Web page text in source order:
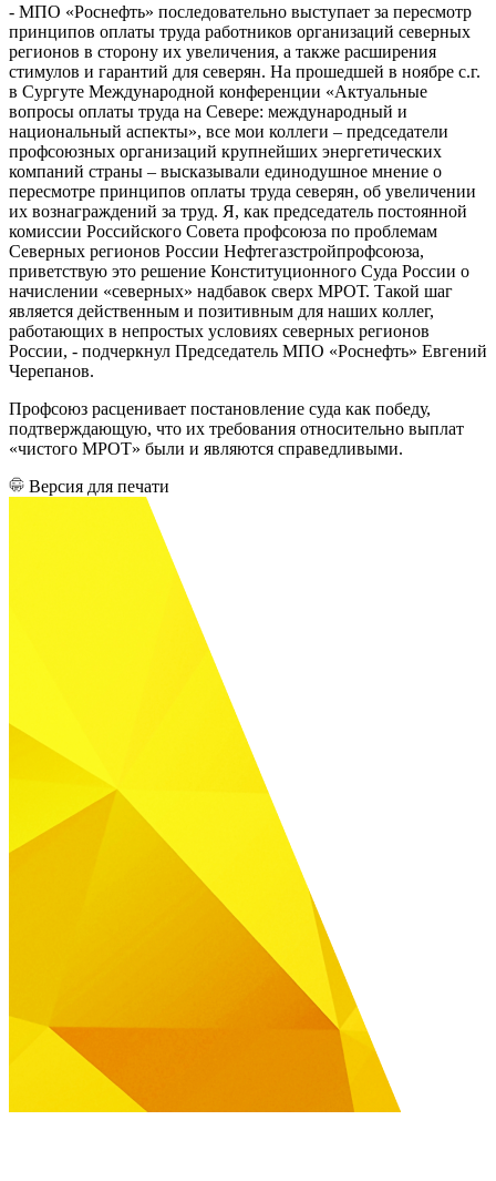
- МПО «Роснефть» последовательно выступает за пересмотр
принципов оплаты труда работников организаций северных
регионов в сторону их увеличения, а также расширения
стимулов и гарантий для северян. На прошедшей в ноябре с.г.
в Сургуте Международной конференции «Актуальные
вопросы оплаты труда на Севере: международный и
национальный аспекты», все мои коллеги – председатели
профсоюзных организаций крупнейших энергетических
компаний страны – высказывали единодушное мнение о
пересмотре принципов оплаты труда северян, об увеличении
их вознаграждений за труд. Я, как председатель постоянной
комиссии Российского Совета профсоюза по проблемам
Северных регионов России Нефтегазстройпрофсоюза,
приветствую это решение Конституционного Суда России о
начислении «северных» надбавок сверх МРОТ. Такой шаг
является действенным и позитивным для наших коллег,
работающих в непростых условиях северных регионов
России, - подчеркнул Председатель МПО «Роснефть» Евгений
Черепанов.
Профсоюз расценивает постановление суда как победу,
подтверждающую, что их требования относительно выплат
«чистого МРОТ» были и являются справедливыми.
Версия для печати